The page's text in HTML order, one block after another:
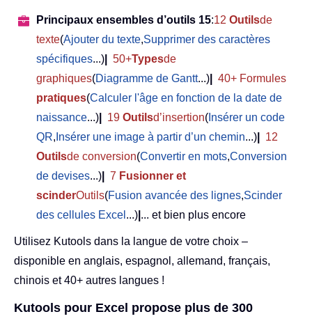
Principaux ensembles d’outils 15:12 Outilsde
texte(Ajouter du texte,Supprimer des caractères
spécifiques...) 50+Typesde
graphiques(Diagramme de Gantt...)
40+ Formules
pratiques(Calculer l'âge en fonction de la date de
naissance...) 19 Outilsd’insertion( Insérer un code
QR, Insérer une image à partir d’un chemin...)
12
Outilsde conversion(Convertir en mots,Conversion
de devises...) 7 Fusionner et
scinderOutils(Fusion avancée des lignes,Scinder
des cellules Excel ...) ... et bien plus encore
Utilisez Kutools dans la langue de votre choix –
disponible en anglais, espagnol, allemand, français,
chinois et 40+ autres langues !
Kutools pour Excel propose plus de 300